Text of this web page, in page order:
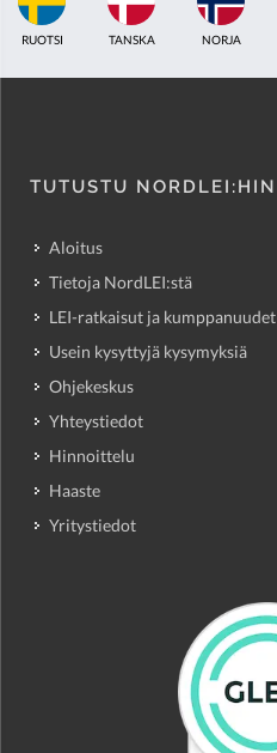
RUOTSI TANSKA NORJA
TUTUSTU NORDLEI:HIN
Aloitus
Tietoja NordLEI:stä
LEI-ratkaisut ja kumppanuudet
Usein kysyttyjä kysymyksiä
Ohjekeskus
Yhteystiedot
Hinnoittelu
Haaste
Yritystiedot